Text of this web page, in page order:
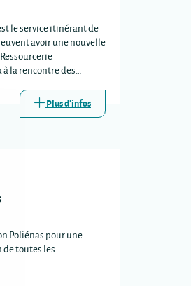
le service itinérant de
avoir une nouvelle
la rencontre des
Plus d'infos
Poliénas pour une
toutes les